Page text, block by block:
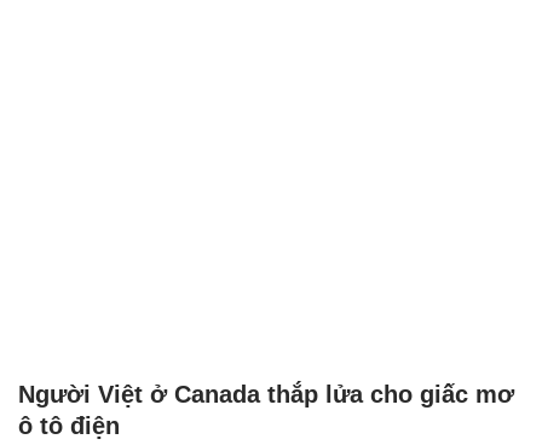
Người Việt ở Canada thắp lửa cho giấc mơ
ô tô điện